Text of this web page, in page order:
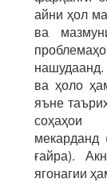
айни ҳол
ва
ва ҳоло
яъне
соҳаҳои
ғайра).
ягонагии